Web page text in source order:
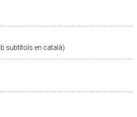
subtítols en català)